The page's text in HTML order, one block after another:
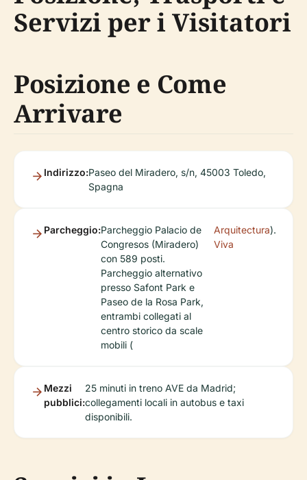
Servizi per i Visitatori
Posizione e Come
Arrivare
Indirizzo:Paseo del Miradero, s/n, 45003 Toledo,
Spagna
Parcheggio:Parcheggio Palacio de
Congresos (Miradero)
con 589 posti.
Parcheggio alternativo
presso Safont Park e
Paseo de la Rosa Park,
entrambi collegati al
centro storico da scale
mobili (
Arquitectura
Viva
).
Mezzi
pubblici:
25 minuti in treno AVE da Madrid;
collegamenti locali in autobus e taxi
disponibili.